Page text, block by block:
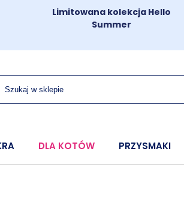
Limitowana kolekcja Hello
Summer
DLA KOTÓW PRZYSMAKI